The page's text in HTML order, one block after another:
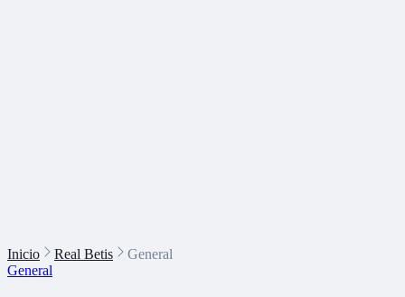
Inicio Real Betis
General
General